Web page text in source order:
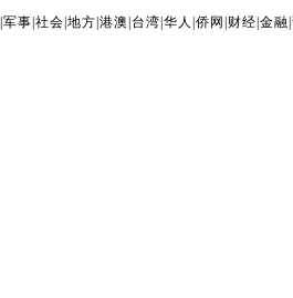
|军事 |社会 |地方 |港澳 台湾 |华人 |侨网 财经 |金融 |